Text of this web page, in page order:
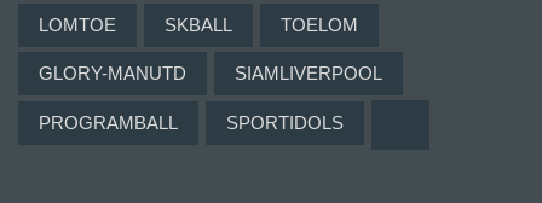
LOMTOE SKBALL TOELOM
GLORY-MANUTD SIAMLIVERPOOL
PROGRAMBALL SPORTIDOLS